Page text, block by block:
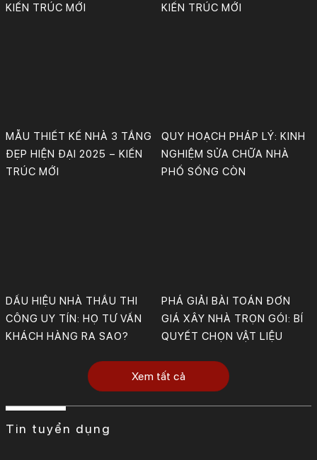
KIẾN TRÚC MỚI
KIẾN TRÚC MỚI
MẪU THIẾT KẾ NHÀ 3 TẦNG
ĐẸP HIỆN ĐẠI 2025 – KIẾN
TRÚC MỚI
QUY HOẠCH PHÁP LÝ: KINH
NGHIỆM SỬA CHỮA NHÀ
PHỐ SỐNG CÒN
DẤU HIỆU NHÀ THẦU THI
CÔNG UY TÍN: HỌ TƯ VẤN
KHÁCH HÀNG RA SAO?
PHÁ GIẢI BÀI TOÁN ĐƠN
GIÁ XÂY NHÀ TRỌN GÓI: BÍ
QUYẾT CHỌN VẬT LIỆU
Xem tất cả
Tin tuyển dụng